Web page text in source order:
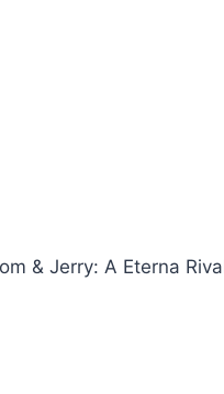
& Jerry: A Eterna